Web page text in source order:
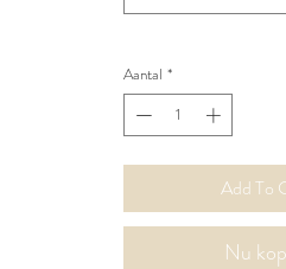
Aantal *
Add To
Nu